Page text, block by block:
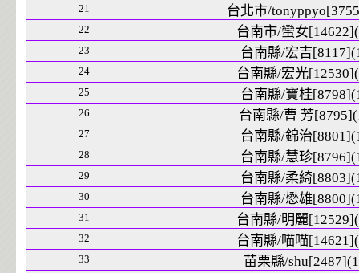
21 台北市/
22 台南市/蠻女
23 台南縣/宏吉
24 台南縣/宏光
25 台南縣/寶桂
26 台南縣/曹 芳
27 台南縣/錦治
28 台南縣/慧珍
29 台南縣/柔綺
30 台南縣/懋雄
31 台南縣/明麗
32 台南縣/喵喵
33 苗栗縣/